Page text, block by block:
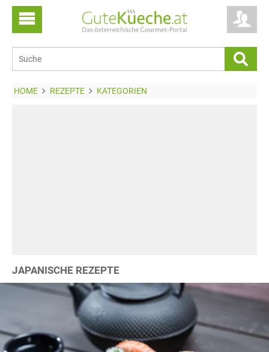
HOME REZEPTE KATEGORIEN
JAPANISCHE REZEPTE